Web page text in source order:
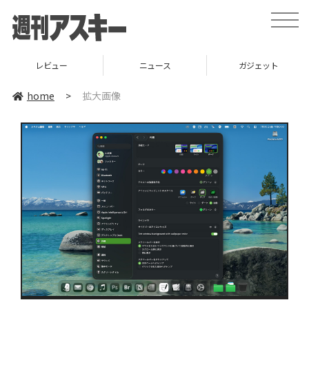
toggle
レビュー ニュース ガジェット
home > 拡大画像